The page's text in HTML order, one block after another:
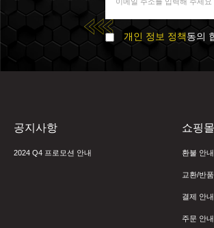
개인 정보 정책동의
공지사항
2024 Q4 프로모션 안내
쇼핑
환불 안내
교환/반
결제 안내
주문 안내